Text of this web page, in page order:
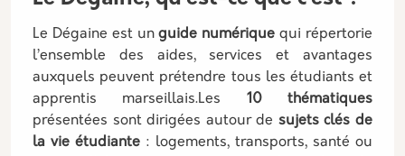
Le Dégaine est unguide numérique qui répertorie
l’ensemble des aides, services et avantages
auxquels peuvent prétendre tous les étudiants et
apprentis marseillais.Les 10 thématiques
présentées sont dirigées autour de sujets clés de
la vie étudiante : logements, transports, santé ou